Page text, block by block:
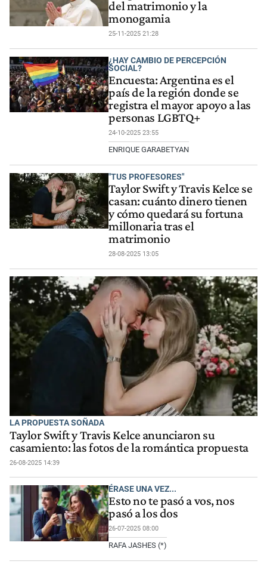
del matrimonio y la
monogamia
25-11-2025 21:28
¿HAY CAMBIO DE PERCEPCIÓN
SOCIAL?
Encuesta: Argentina es el
país de la región donde se
registra el mayor apoyo a las
personas LGBTQ+
24-10-2025 23:55
ENRIQUE GARABETYAN
"TUS PROFESORES"
Taylor Swift y Travis Kelce se
casan: cuánto dinero tienen
y cómo quedará su fortuna
millonaria tras el
matrimonio
28-08-2025 13:05
LA PROPUESTA SOÑADA
Taylor Swift y Travis Kelce anunciaron su
casamiento: las fotos de la romántica propuesta
26-08-2025 14:39
ÉRASE UNA VEZ...
Esto no te pasó a vos, nos
pasó a los dos
26-07-2025 08:00
RAFA JASHES (*)